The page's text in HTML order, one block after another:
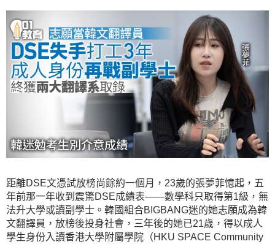
距離DSE文憑試放榜尚餘約一個月，23歲的張夢菲憶起，五
年前那一年收到震驚DSE成績表——數學科只取得第1級，無
法升大學或讀副學士。韓國組合BIGBANG迷的她志願成為韓
文翻譯員，放榜後投身社會，三年後的她已21歲，得以成人
學生身份入讀香港大學附屬學院（HKU SPACE Community